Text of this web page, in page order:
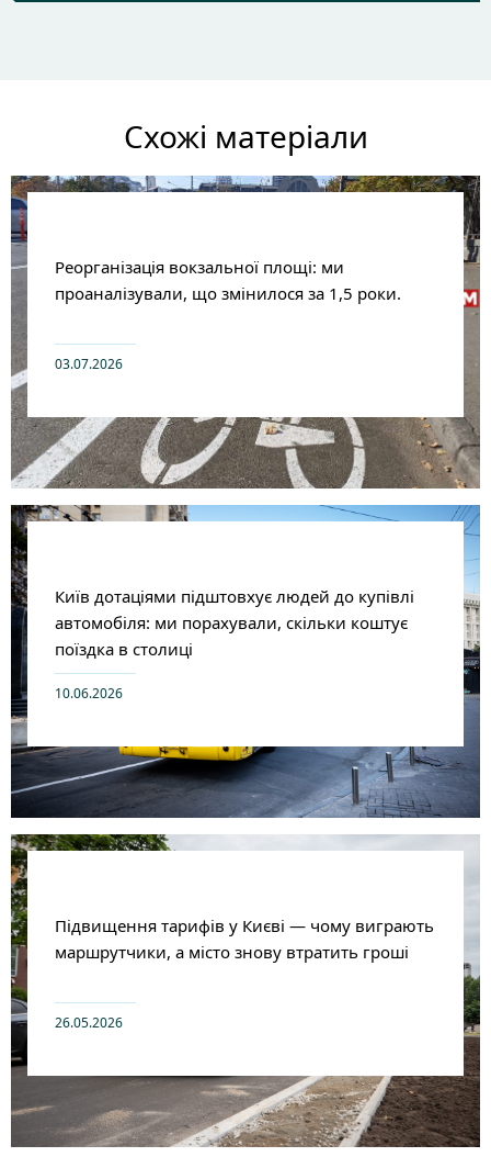
Схожі матеріали
Реорганізація вокзальної площі: ми
проаналізували, що змінилося за 1,5 роки.
03.07.2026
Київ дотаціями підштовхує людей до купівлі
автомобіля: ми порахували, скільки коштує
поїздка в столиці
10.06.2026
Підвищення тарифів у Києві — чому виграють
маршрутчики, а місто знову втратить гроші
26.05.2026